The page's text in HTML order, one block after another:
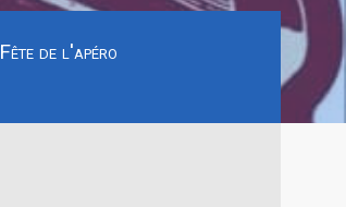
Fête de l'apéro